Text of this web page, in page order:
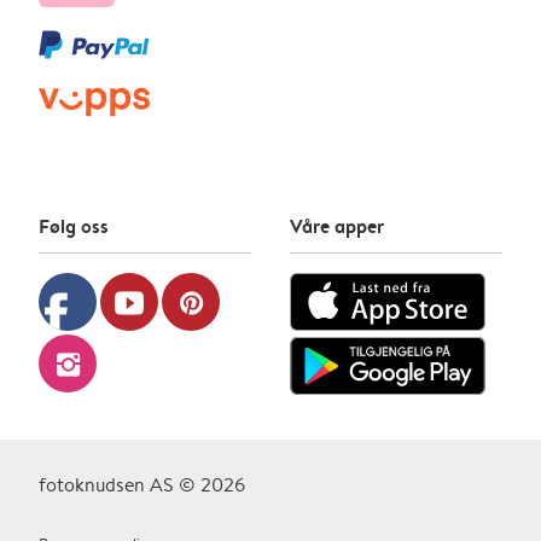
Følg oss
facebook youtube pinterest
instagram
Våre apper
fotoknudsen AS © 2026